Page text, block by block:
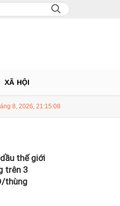
XÃ HỘI
kinh doanh thua lỗ
8, 2026, 21:15:09
thế giới
trên 3
thùng